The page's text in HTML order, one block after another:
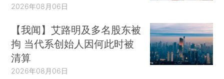
2026年08月06日
【我闻】艾路明及多名股东被
拘 当代系创始人因何此时被
清算
2026年08月06日